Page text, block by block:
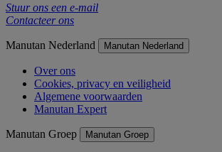
Stuur ons een e-mail
Contacteer ons
Manutan Nederland Manutan Nederland
Over ons
Cookies, privacy en veiligheid
Algemene voorwaarden
Manutan Expert
Manutan Groep Manutan Groep